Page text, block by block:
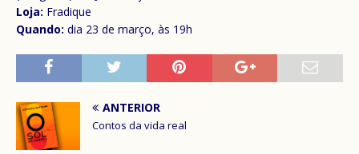
Loja: Fradique
Quando: dia 23 de março, às 19h
ANTERIOR
Contos da vida real